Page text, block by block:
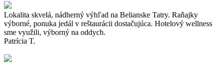
Lokalita skvelá, nádherný výhľad na Belianske Tatry. Raňajky
výborné, ponuka jedál v reštaurácii dostačujúca. Hotelový wellness
sme využili, výborný na oddych.
Patrícia T.